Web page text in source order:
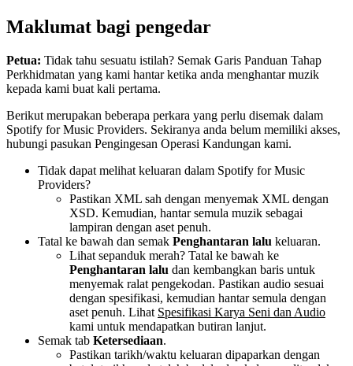
Maklumat bagi pengedar
Petua: Tidak tahu sesuatu istilah? Semak Garis Panduan Tahap
Perkhidmatan yang kami hantar ketika anda menghantar muzik
kepada kami buat kali pertama.
Berikut merupakan beberapa perkara yang perlu disemak dalam
Spotify for Music Providers. Sekiranya anda belum memiliki akses,
hubungi pasukan Pengingesan Operasi Kandungan kami.
Tidak dapat melihat keluaran dalam Spotify for Music
Providers?
Pastikan XML sah dengan menyemak XML dengan
XSD. Kemudian, hantar semula muzik sebagai
lampiran dengan aset penuh.
Tatal ke bawah dan semak Penghantaran lalu keluaran.
Lihat sepanduk merah? Tatal ke bawah ke
Penghantaran lalu dan kembangkan baris untuk
menyemak ralat pengekodan. Pastikan audio sesuai
dengan spesifikasi, kemudian hantar semula dengan
aset penuh. Lihat Spesifikasi Karya Seni dan Audio
kami untuk mendapatkan butiran lanjut.
Semak tab Ketersediaan.
Pastikan tarikh/waktu keluaran dipaparkan dengan